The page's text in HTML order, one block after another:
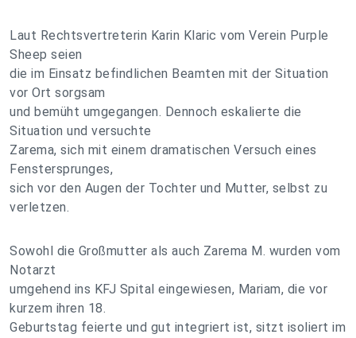
Laut Rechtsvertreterin Karin Klaric vom Verein Purple
Sheep seien
die im Einsatz befindlichen Beamten mit der Situation
vor Ort sorgsam
und bemüht umgegangen. Dennoch eskalierte die
Situation und versuchte
Zarema, sich mit einem dramatischen Versuch eines
Fenstersprunges,
sich vor den Augen der Tochter und Mutter, selbst zu
verletzen.
Sowohl die Großmutter als auch Zarema M. wurden vom
Notarzt
umgehend ins KFJ Spital eingewiesen, Mariam, die vor
kurzem ihren 18.
Geburtstag feierte und gut integriert ist, sitzt isoliert im